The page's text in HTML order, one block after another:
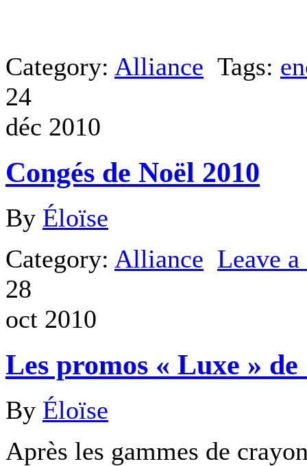
Category: Alliance Tags:
24
déc 2010
Congés de Noël 2010
By Éloïse
Category: Alliance Leave
28
oct 2010
Les promos « Luxe »
By Éloïse
Après les gammes de